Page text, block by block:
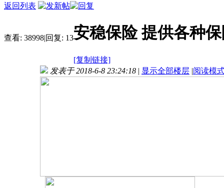
返回列表
查看: 38998|回复: 13安稳保险 提供各种
[复制链接]
发表于 2018-6-8 23:24:18 | 显示全部楼层 |阅读模